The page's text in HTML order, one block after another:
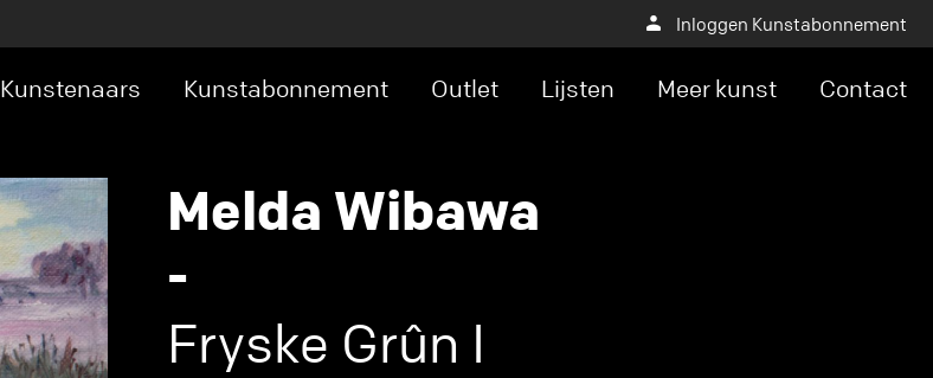
Inloggen Kunstabonnement
Kunstenaars Kunstabonnement Outlet Lijsten Meer kunst Contact
Melda Wibawa
-
Fryske Grûn I